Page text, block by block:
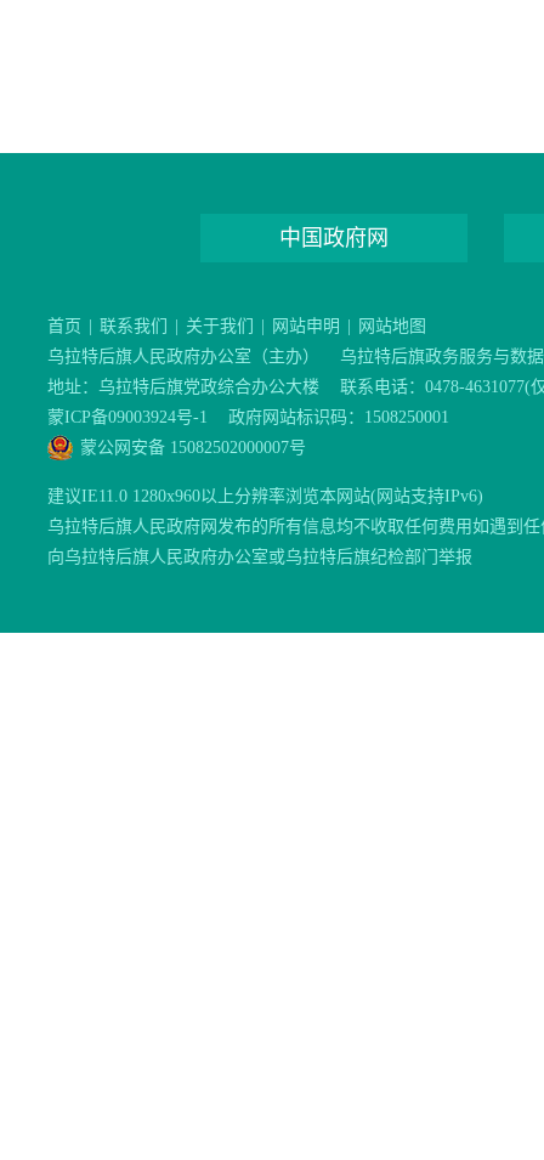
中国政府网
首页 联系我们 关于我们 网站申明
网站地图
乌拉特后旗人民政府办公室（主办）
乌拉特后旗政务服务与数
地址：乌拉特后旗党政综合办公大楼
联系电话：0478-4631077(
蒙ICP备09003924号-1
政府网站标识码：1508250001
蒙公网安备 15082502000007号
建议IE11.0 1280x960以上分辨率浏览本网站(网站支持IPv6)
乌拉特后旗人民政府网发布的所有信息均不收取任何费用如遇到
向乌拉特后旗人民政府办公室或乌拉特后旗纪检部门举报